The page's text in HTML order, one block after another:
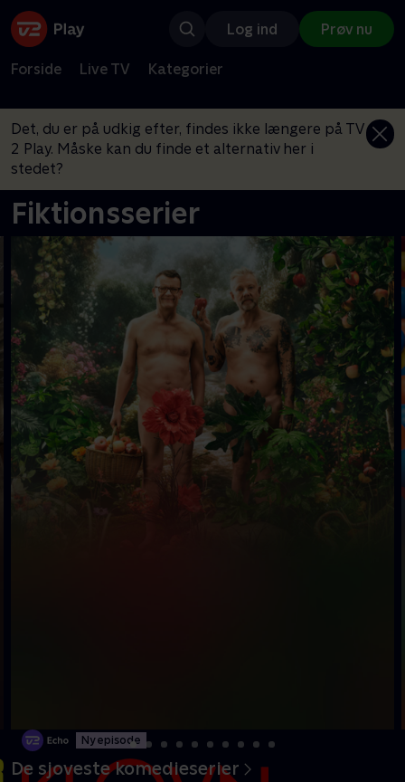
Log ind Prøv nu
Forside Live TV Kategorier
Det, du er på udkig efter, findes ikke længere på TV
2 Play. Måske kan du finde et alternativ her i
stedet?
Fiktionsserier
Ny episode
De sjoveste komedieserier